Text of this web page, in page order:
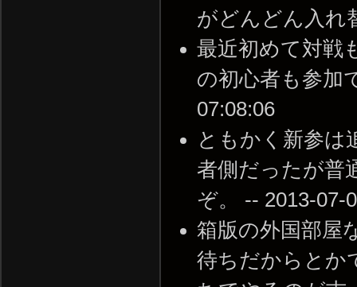
がどんどん入れ
最近初めて対戦
の初心者も参加
07:08:06
ともかく新参は
者側だったが普
ぞ。 -- 2013-07-
箱版の外国部屋
待ちだからとか